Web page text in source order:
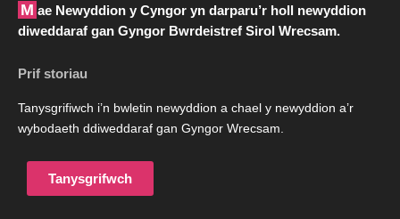
Mae Newyddion y Cyngor yn darparu’r holl newyddion
diweddaraf gan Gyngor Bwrdeistref Sirol Wrecsam.
Prif storiau
Tanysgrifiwch i’n bwletin newyddion a chael y newyddion a’r
wybodaeth ddiweddaraf gan Gyngor Wrecsam.
Tanysgrifwch